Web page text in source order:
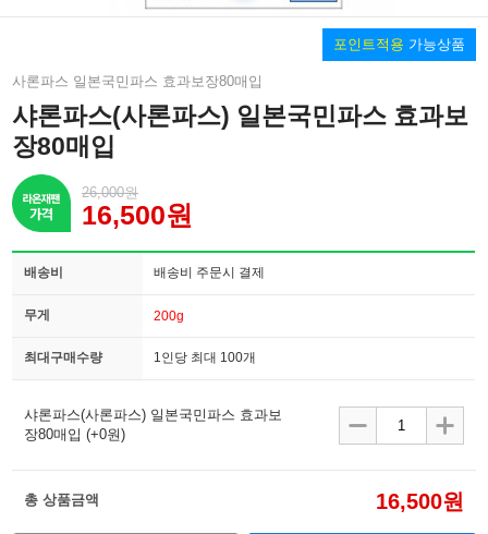
포인트적용 가능상품
사론파스 일본국민파스 효과보장80매입
샤론파스(사론파스) 일본국민파스 효과보
장80매입
26,000원
16,500원
배송비 배송비 주문시 결제
무게 200g
최대구매수량 1인당 최대 100개
샤론파스(사론파스) 일본국민파스 효과보
장80매입 (+0원)
총 상품금액 16,500원